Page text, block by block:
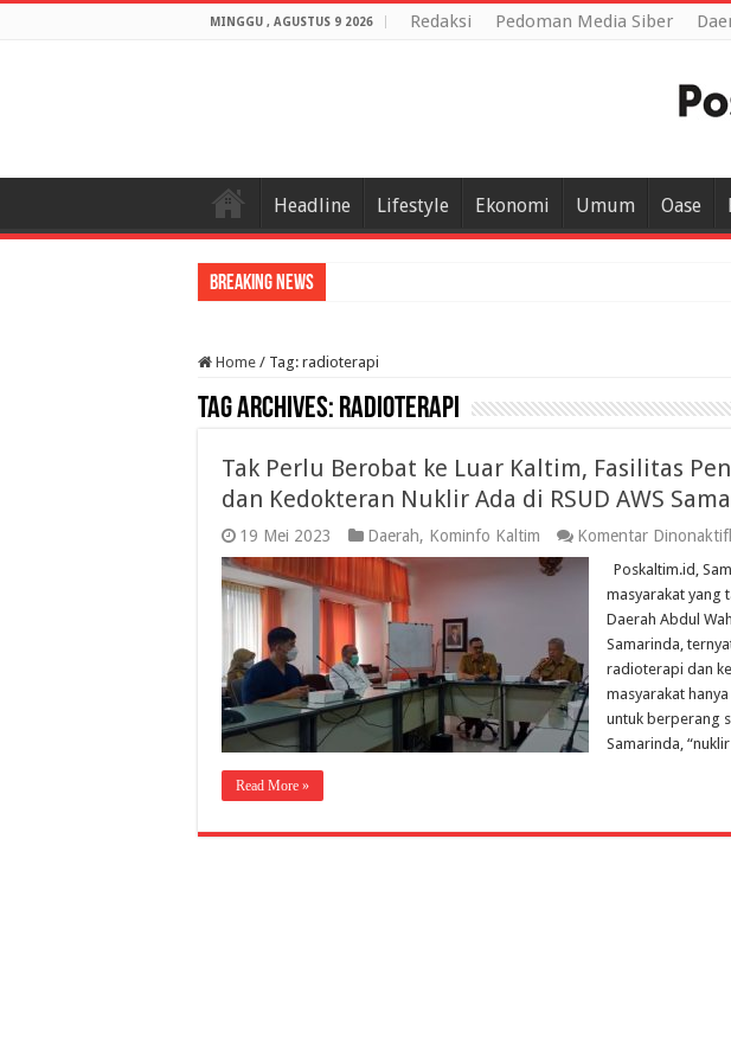
MINGGU , AGUSTUS 9 2026 Redaksi Pedoman Media Siber
Headline Lifestyle Ekonomi Umum Oase
Breaking News
Home / Tag: radioterapi
Tag Archives: radioterapi
Tak Perlu Berobat ke Luar Kaltim, Fasilitas
dan Kedokteran Nuklir Ada di RSUD AWS
19 Mei 2023 Daerah, Kominfo Kaltim Komentar
Poskaltim.id,
masyarakat yang
Daerah Abdul
Samarinda,
radioterapi dan
masyarakat
untuk berperang
Samarinda,
Read More »